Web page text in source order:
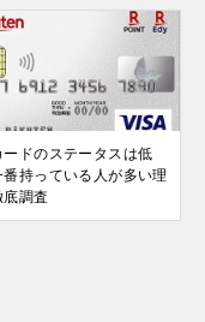
ードのステータスは低
番持っている人が多い理
底調査